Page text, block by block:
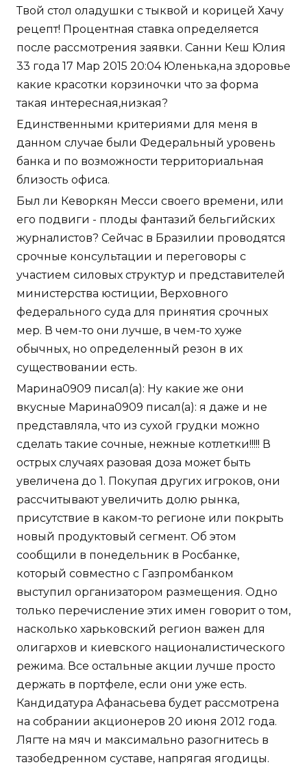
Твой стол оладушки с тыквой и корицей Хачу
рецепт! Процентная ставка определяется
после рассмотрения заявки. Санни Кеш Юлия
33 года 17 Мар 2015 20:04 Юленька,на здоровье
какие красотки корзиночки что за форма
такая интересная,низкая?
Единственными критериями для меня в
данном случае были Федеральный уровень
банка и по возможности территориальная
близость офиса.
Был ли Кеворкян Месси своего времени, или
его подвиги - плоды фантазий бельгийских
журналистов? Сейчас в Бразилии проводятся
срочные консультации и переговоры с
участием силовых структур и представителей
министерства юстиции, Верховного
федерального суда для принятия срочных
мер. В чем-то они лучше, в чем-то хуже
обычных, но определенный резон в их
существовании есть.
Марина0909 писал(а): Ну какие же они
вкусные Марина0909 писал(а): я даже и не
представляла, что из сухой грудки можно
сделать такие сочные, нежные котлетки!!!!! В
острых случаях разовая доза может быть
увеличена до 1. Покупая других игроков, они
рассчитывают увеличить долю рынка,
присутствие в каком-то регионе или покрыть
новый продуктовый сегмент. Об этом
сообщили в понедельник в Росбанке,
который совместно с Газпромбанком
выступил организатором размещения. Одно
только перечисление этих имен говорит о том,
насколько харьковский регион важен для
олигархов и киевского националистического
режима. Все остальные акции лучше просто
держать в портфеле, если они уже есть.
Кандидатура Афанасьева будет рассмотрена
на собрании акционеров 20 июня 2012 года.
Лягте на мяч и максимально разогнитесь в
тазобедренном суставе, напрягая ягодицы.